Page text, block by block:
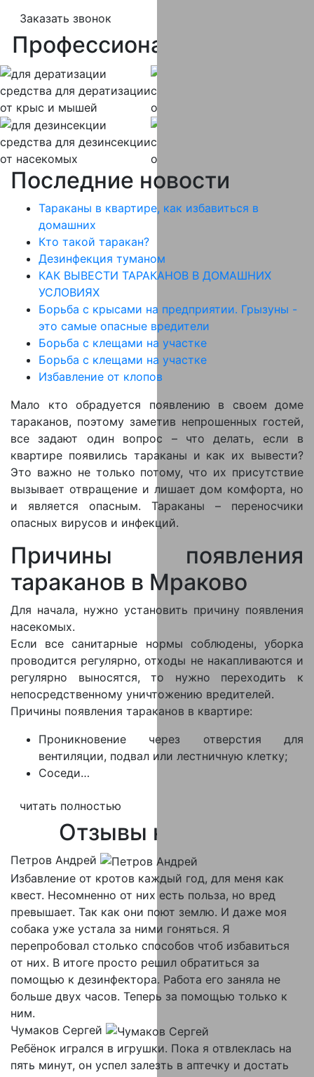
Заказать звонок
Профессиональная
средства для дератизации
от крыс и мышей
средства
от вирусов и бактерий
средства для дезинсекции
от насекомых
средства
от крыс и мышей
Последние новости
Тараканы в квартире, как избавиться в
домашних
Кто такой таракан?
Дезинфекция туманом
КАК ВЫВЕСТИ ТАРАКАНОВ В ДОМАШНИХ
УСЛОВИЯХ
Борьба с крысами на предприятии. Грызуны -
это самые опасные вредители
Борьба с клещами на участке
Борьба с клещами на участке
Избавление от клопов
Мало кто обрадуется появлению в своем доме
тараканов, поэтому заметив непрошенных гостей,
все задают один вопрос – что делать, если в
квартире появились тараканы и как их вывести?
Это важно не только потому, что их присутствие
вызывает отвращение и лишает дом комфорта, но
и является опасным. Тараканы – переносчики
опасных вирусов и инфекций.
Причины появления
тараканов в Мраково
Для начала, нужно установить причину появления
насекомых.
Если все санитарные нормы соблюдены, уборка
проводится регулярно, отходы не накапливаются и
регулярно выносятся, то нужно переходить к
непосредственному уничтожению вредителей.
Причины появления тараканов в квартире:
Проникновение через отверстия для
вентиляции, подвал или лестничную клетку;
Соседи…
читать полностью
Отзывы клиентов
Петров Андрей
Избавление от кротов каждый год, для меня как
квест. Несомненно от них есть польза, но вред
превышает. Так как они поют землю. И даже моя
собака уже устала за ними гоняться. Я
перепробовал столько способов чтоб избавиться
от них. В итоге просто решил обратиться за
помощью к дезинфектора. Работа его заняла не
больше двух часов. Теперь за помощью только к
ним.
Чумаков Сергей
Ребёнок игрался в игрушки. Пока я отвлеклась на
пять минут, он успел залезть в аптечку и достать